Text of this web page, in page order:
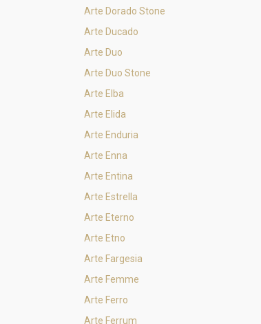
Arte Dorado Stone
Arte Ducado
Arte Duo
Arte Duo Stone
Arte Elba
Arte Elida
Arte Enduria
Arte Enna
Arte Entina
Arte Estrella
Arte Eterno
Arte Etno
Arte Fargesia
Arte Femme
Arte Ferro
Arte Ferrum